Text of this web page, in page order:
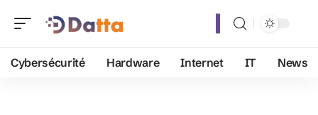
Cybersécurité Hardware Internet IT News